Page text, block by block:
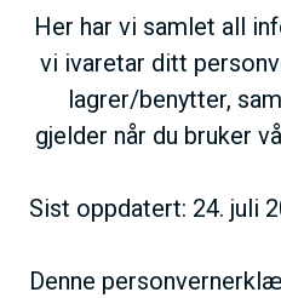
Her har vi samlet all
vi ivaretar ditt
lagrer/benytter,
gjelder når du bruker
Sist oppdatert: 24. juli
Denne